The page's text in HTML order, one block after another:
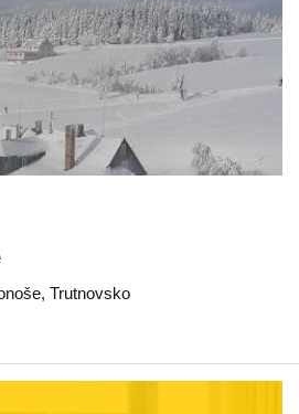
, Trutnovsko